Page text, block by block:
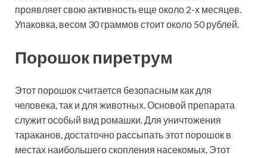
проявляет свою активность еще около 2-х месяцев.
Упаковка, весом 30 граммов стоит около 50 рублей.
Порошок пиретрум
Этот порошок считается безопасным как для
человека, так и для животных. Основой препарата
служит особый вид ромашки. Для уничтожения
тараканов, достаточно рассыпать этот порошок в
местах наибольшего скопления насекомых. Этот